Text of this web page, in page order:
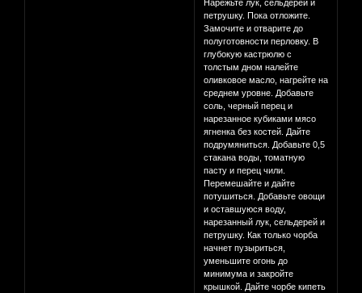
Нарежьте лук, сельдерей и
петрушку. Пока отложите.
Замочите и отварите до
полуготовности перловку. В
глубокую кастрюлю с
толстым дном налейте
оливковое масло, нагрейте на
среднем уровне. Добавьте
соль, черный перец и
нарезанное кубиками мясо
ягненка без костей. Дайте
подрумяниться. Добавьте 0,5
стакана воды, томатную
пасту и перец чили.
Перемешайте и дайте
потушиться. Добавьте овощи
и оставшуюся воду,
нарезанный лук, сельдерей и
петрушку. Как только чорба
начнет пузыриться,
уменьшите огонь до
минимума и закройте
крышкой. Дайте чорбе кипеть